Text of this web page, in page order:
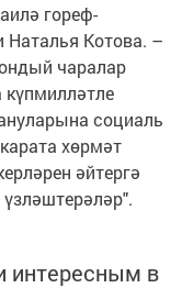
гореф-
Наталья Котова. –
чаралар
социаль
хөрмәт
әйтергә
интересным в